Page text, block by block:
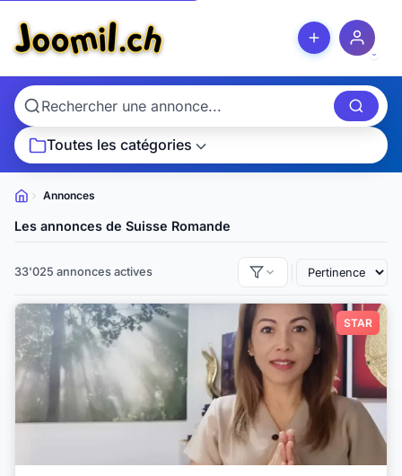
Toutes les catégories
Petites
annonces
Annonces
Les annonces de Suisse Romande
33'025 annonces actives
STAR